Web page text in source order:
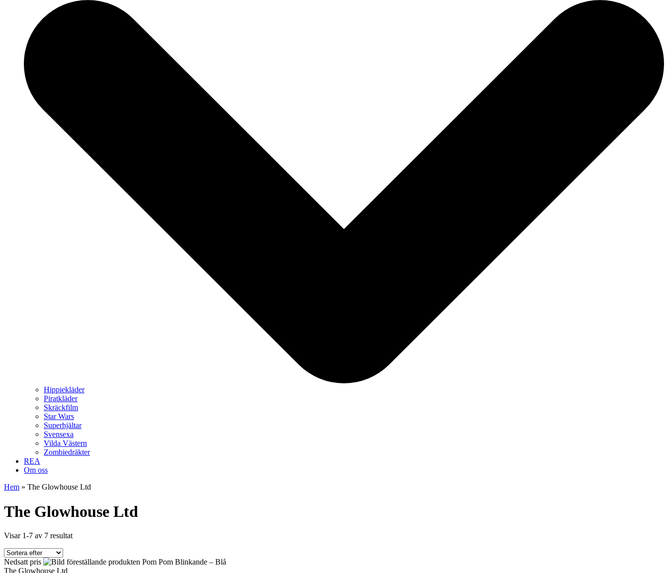
Hippiekläder
Piratkläder
Skräckfilm
Star Wars
Superhjältar
Svensexa
Vilda Västern
Zombiedräkter
REA
Om oss
Hem » The Glowhouse Ltd
The Glowhouse Ltd
Visar 1-7 av 7 resultat
Nedsatt pris
The Glowhouse Ltd